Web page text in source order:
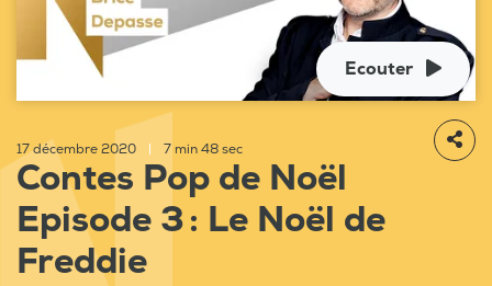
Ecouter
17 décembre 2020 7 min 48 sec
Contes Pop de Noël
Episode 3 : Le Noël de
Freddie